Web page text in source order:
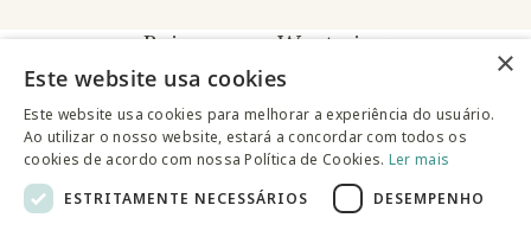
Baixe o app Westwing
×
Este website usa cookies
Este website usa cookies para melhorar a experiência do usuário.
Ao utilizar o nosso website, estará a concordar com todos os
cookies de acordo com nossa Política de Cookies. Ler mais
ESTRITAMENTE NECESSÁRIOS
DESEMPENHO